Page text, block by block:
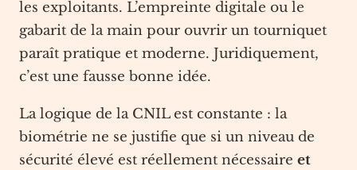
les exploitants. L’empreinte digitale ou le
gabarit de la main pour ouvrir un tourniquet
paraît pratique et moderne. Juridiquement,
c’est une fausse bonne idée.
La logique de la CNIL est constante : la
biométrie ne se justifie que si un niveau de
sécurité élevé est réellement nécessaire et